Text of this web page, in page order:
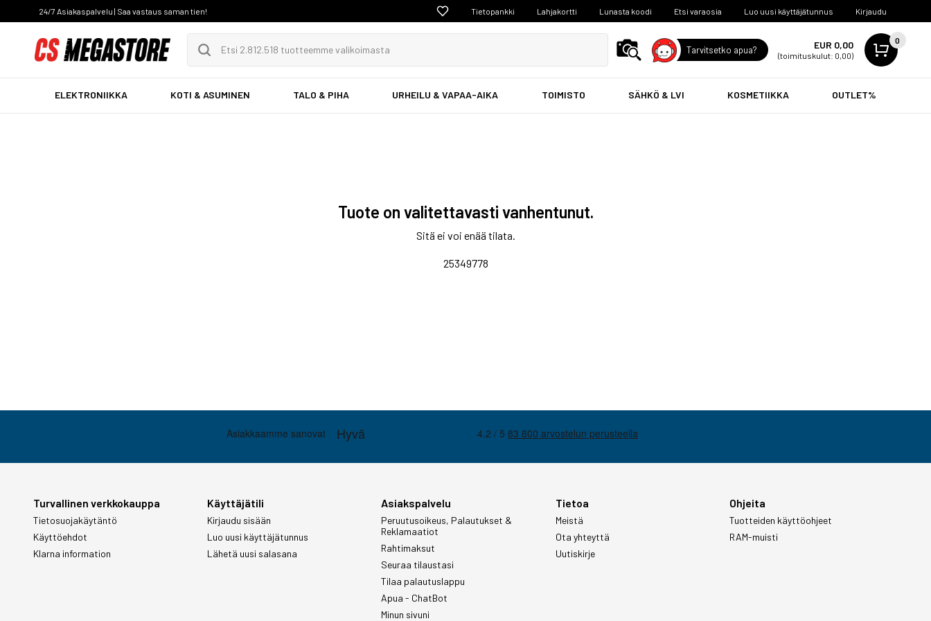
24/7 Asiakaspalvelu | Saa vastaus saman tien! Tietopankki Lahjakortti Lunasta koodi Etsi varaosia Luo uusi käyttäjätunnus Kirjaudu
Tarvitsetko apua? EUR 0,00
(toimituskulut: 0,00)
0
ELEKTRONIIKKA KOTI & ASUMINEN TALO & PIHA URHEILU & VAPAA-AIKA TOIMISTO SÄHKÖ & LVI KOSMETIIKKA OUTLET%
Tuote on valitettavasti vanhentunut.
Sitä ei voi enää tilata.
25349778
Turvallinen verkkokauppa
Tietosuojakäytäntö
Käyttöehdot
Klarna information
Käyttäjätili
Kirjaudu sisään
Luo uusi käyttäjätunnus
Lähetä uusi salasana
Asiakspalvelu
Peruutusoikeus, Palautukset &
Reklamaatiot
Rahtimaksut
Seuraa tilaustasi
Tilaa palautuslappu
Apua - ChatBot
Minun sivuni
Tietoa
Meistä
Ota yhteyttä
Uutiskirje
Ohjeita
Tuotteiden käyttöohjeet
RAM-muisti